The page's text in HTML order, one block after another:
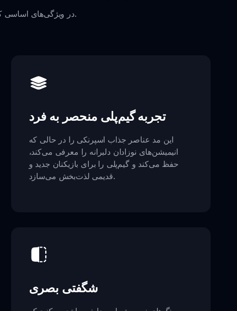
در ویژگی‌های اساسی که مد نوزادان بازسازی شده اسپرنکی را به یک بازی فوق‌العاده تبدیل می‌کند، کشف کنید.
تجربه گیم‌پلی منحصر به فرد
این مد عناصر جذاب اسپرنکی را در حالی که
انیمیشن‌های نوزادان دلبرانه را معرفی می‌کند،
حفظ می‌کند و گیم‌پلی را برای بازیکنان جدید و
قدیمی لذت‌بخش می‌سازد.
شگفتی بصری